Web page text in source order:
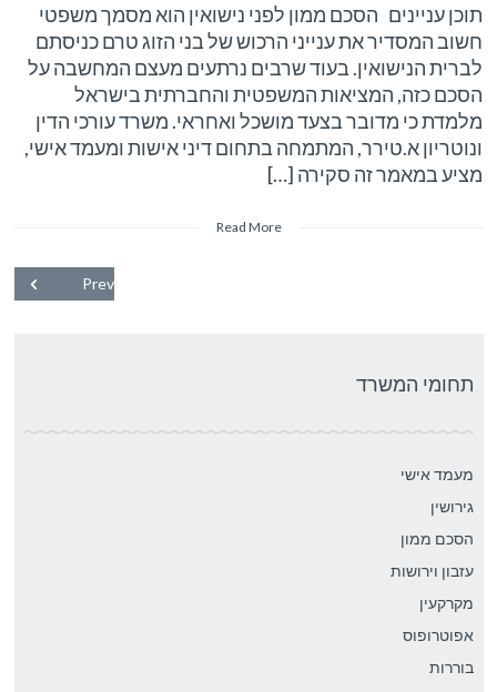
תוכן עניינים הסכם ממון לפני נישואין הוא מסמך משפטי
חשוב המסדיר את ענייני הרכוש של בני הזוג טרם כניסתם
לברית הנישואין. בעוד שרבים נרתעים מעצם המחשבה על
הסכם כזה, המציאות המשפטית והחברתית בישראל
מלמדת כי מדובר בצעד מושכל ואחראי. משרד עורכי הדין
ונוטריון א.טירר, המתמחה בתחום דיני אישות ומעמד אישי,
מציע במאמר זה סקירה […]
Read More
Prev
תחומי המשרד
מעמד אישי
גירושין
הסכם ממון
עזבון וירושות
מקרקעין
אפוטרופוס
בוררות